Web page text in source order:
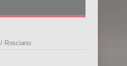
/ Rosciano